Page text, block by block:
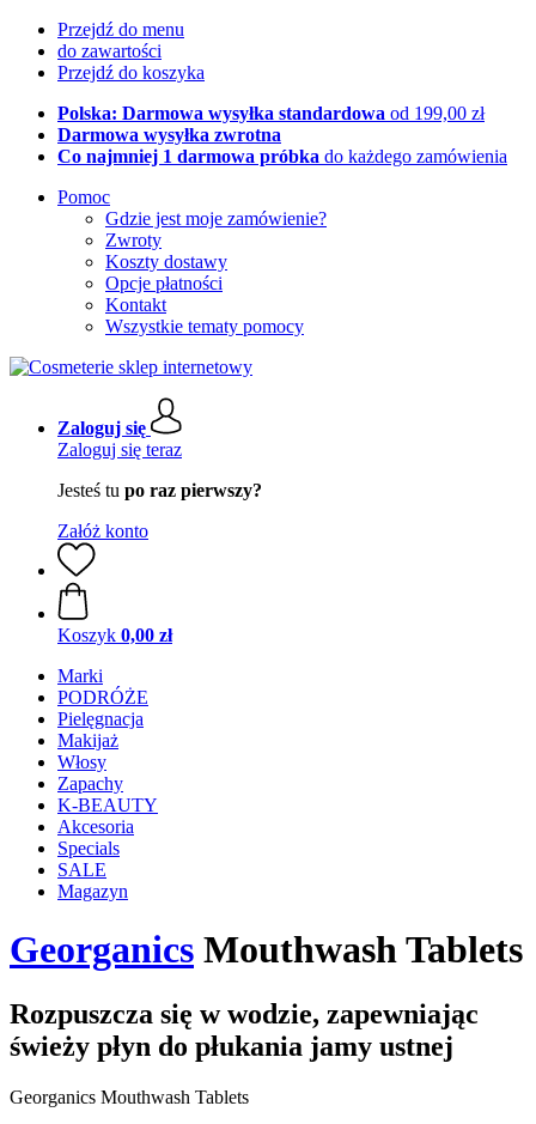
Przejdź do menu
do zawartości
Przejdź do koszyka
Polska: Darmowa wysyłka standardowa od 199,00 zł
Darmowa wysyłka zwrotna
Co najmniej 1 darmowa próbka do każdego zamówienia
Pomoc
Gdzie jest moje zamówienie?
Zwroty
Koszty dostawy
Opcje płatności
Kontakt
Wszystkie tematy pomocy
Zaloguj się
Zaloguj się teraz
Jesteś tu po raz pierwszy?
Załóż konto
Koszyk 0,00 zł
Marki
PODRÓŻE
Pielęgnacja
Makijaż
Włosy
Zapachy
K-BEAUTY
Akcesoria
Specials
SALE
Magazyn
Georganics Mouthwash Tablets
Rozpuszcza się w wodzie, zapewniając
świeży płyn do płukania jamy ustnej
Georganics Mouthwash Tablets